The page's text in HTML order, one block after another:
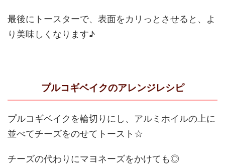
最後にトースターで、表面をカリっとさせると、よ
り美味しくなります♪
プルコギベイクのアレンジレシピ
プルコギベイクを輪切りにし、アルミホイルの上に
並べてチーズをのせてトースト☆
チーズの代わりにマヨネーズをかけても◎